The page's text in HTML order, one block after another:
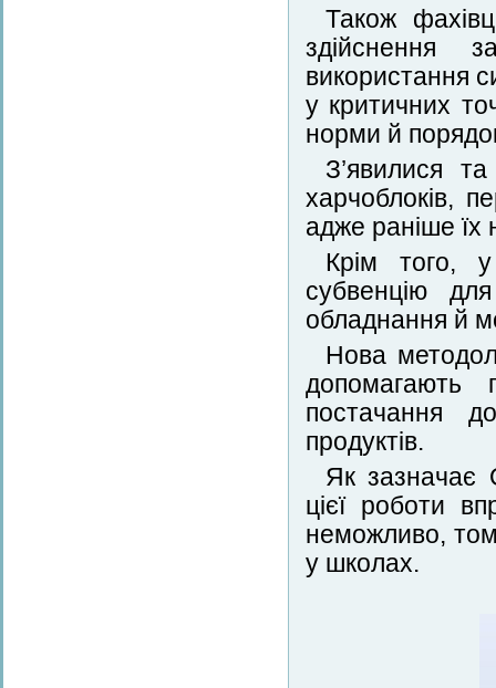
Також
здійснення
використання
у критичних
норми й
З’явилися та
харчоблоків,
адже раніше їх
Крім того,
субвенцію
обладнання й
Нова
допомагають
постачання
продуктів.
Як зазначає
цієї роботи
неможливо,
у школах.